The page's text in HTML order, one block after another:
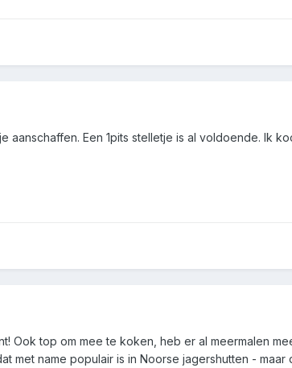
aanschaffen. Een 1pits stelletje is al voldoende. Ik
Ook top om mee te koken, heb er al meermalen
met name populair is in Noorse jagershutten -